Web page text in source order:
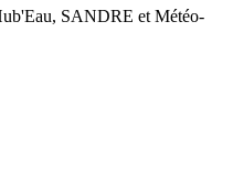
SANDRE et Météo-